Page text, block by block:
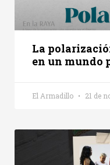
La
en un mundo
El Armadillo 21 de